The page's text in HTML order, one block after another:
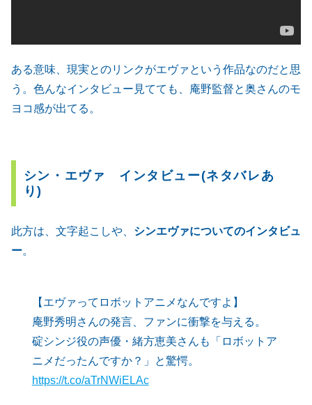
ある意味、現実とのリンクがエヴァという作品なのだと思
う。色んなインタビュー見てても、庵野監督と奥さんのモ
ヨコ感が出てる。
シン・エヴァ インタビュー(ネタバレあ
り)
此方は、文字起こしや、 シンエヴァについてのインタビュ
ー。
【エヴァってロボットアニメなんですよ】
庵野秀明さんの発言、ファンに衝撃を与える。
碇シンジ役の声優・緒方恵美さんも「ロボットア
ニメだったんですか？」と驚愕。
https://t.co/aTrNWiELAc